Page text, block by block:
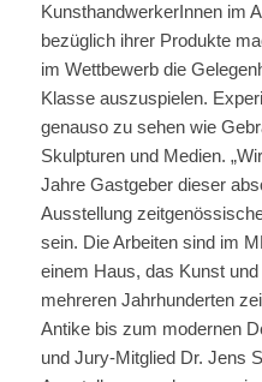
KunsthandwerkerInnen im
bezüglich ihrer Produkte
im Wettbewerb die
Klasse auszuspielen.
genauso zu sehen wie
Skulpturen und Medien.
Jahre Gastgeber dieser
Ausstellung
sein. Die Arbeiten sind im
einem Haus, das Kunst
mehreren Jahrhunderten
Antike bis zum modernen
und Jury-Mitglied Dr. Jens